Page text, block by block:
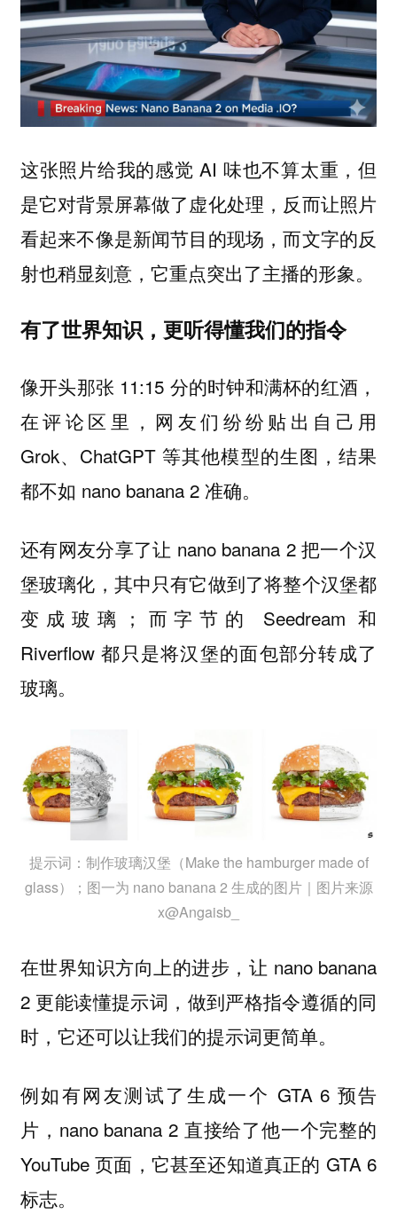
这张照片给我的感觉 AI 味也不算太重，但
是它对背景屏幕做了虚化处理，反而让照片
看起来不像是新闻节目的现场，而文字的反
射也稍显刻意，它重点突出了主播的形象。
有了世界知识，更听得懂我们的指令
像开头那张 11:15 分的时钟和满杯的红酒，
在评论区里，网友们纷纷贴出自己用
Grok、ChatGPT 等其他模型的生图，结果
都不如 nano banana 2 准确。
还有网友分享了让 nano banana 2 把一个汉
堡玻璃化，其中只有它做到了将整个汉堡都
变成玻璃；而字节的 Seedream 和
Riverflow 都只是将汉堡的面包部分转成了
玻璃。
提示词：制作玻璃汉堡（Make the hamburger made of
glass）；图一为 nano banana 2 生成的图片｜图片来源
x@Angaisb_
在世界知识方向上的进步，让 nano banana
2 更能读懂提示词，做到严格指令遵循的同
时，它还可以让我们的提示词更简单。
例如有网友测试了生成一个 GTA 6 预告
片，nano banana 2 直接给了他一个完整的
YouTube 页面，它甚至还知道真正的 GTA 6
标志。